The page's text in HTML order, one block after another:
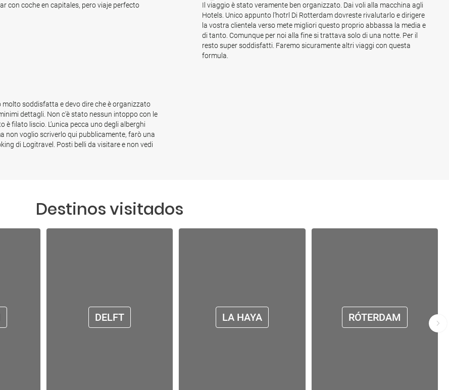
con coche en capitales, pero viaje perfecto
Il viaggio è stato veramente ben organizzato. Dai voli alla macchina agli
Hotels. Unico appunto l’hotrl Di Rotterdam dovreste rivalutarlo e dirigere
la vostra clientela verso mete migliori questo proprio abbassa la media e
di tanto. Comunque per noi alla fine si trattava solo di una notte. Per il
resto super soddisfatti. Faremo sicuramente altri viaggi con questa
formula.
molto soddisfatta e devo dire che è organizzato
dettagli. Non c’è stato nessun intoppo con le
è filato liscio. L’unica pecca uno degli alberghi
non voglio scriverlo qui pubblicamente, farò una
di Logitravel. Posti belli da visitare e non vedi
Destinos visitados
DELFT LA HAYA RÓTERDAM